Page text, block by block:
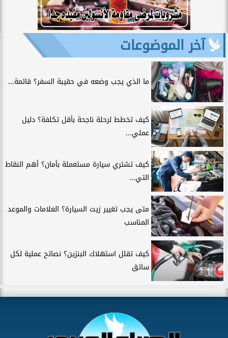
آخر الموضوعات
ما الذي يجب وضعه في حقيبة السفر؟ قائمة...
كيف تخطط لرحلة ناجحة بأقل تكلفة؟ دليل
عملي...
كيف تشتري سيارة مستعملة بأمان؟ أهم النقاط
التي...
متى يجب تغيير زيت السيارة؟ العلامات والموعد
المناسب
كيف تقلل استهلاك البنزين؟ نصائح عملية لكل
سائق